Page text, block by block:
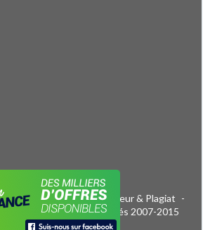
digiSchool - Droits d'auteur & Plagiat -
CGU - Tous droits réservés 2007-2015